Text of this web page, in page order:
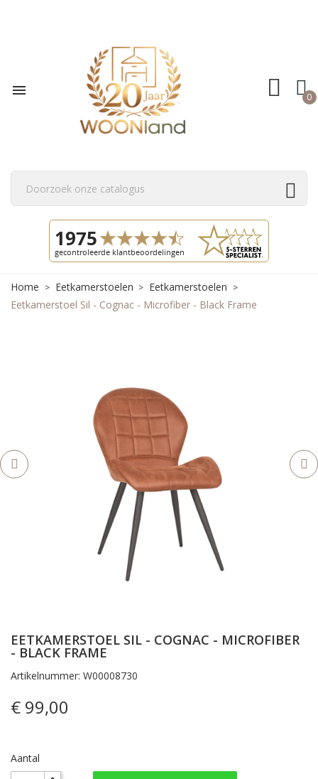
 0
Home Eetkamerstoelen
Eetkamerstoelen
Eetkamerstoel Sil - Cognac - Microfiber - Black Frame
EETKAMERSTOEL SIL - COGNAC - MICROFIBER
- BLACK FRAME
Artikelnummer: W00008730
€ 99,00
Aantal